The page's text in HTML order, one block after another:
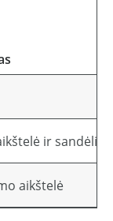
ir
aikštelė